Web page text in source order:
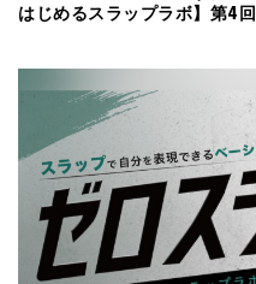
はじめるスラップラボ】第4回